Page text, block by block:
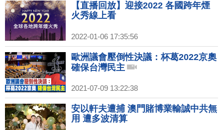
【直播回放】迎接2022 各國跨年煙
火秀線上看
2022-01-06 17:35:56
歐洲議會壓倒性決議：杯葛2022京奧
確保台灣民主
2021-07-09 13:22:38
安以軒夫遭捕 澳門賭博業輸誠中共無
用 遭多波清算